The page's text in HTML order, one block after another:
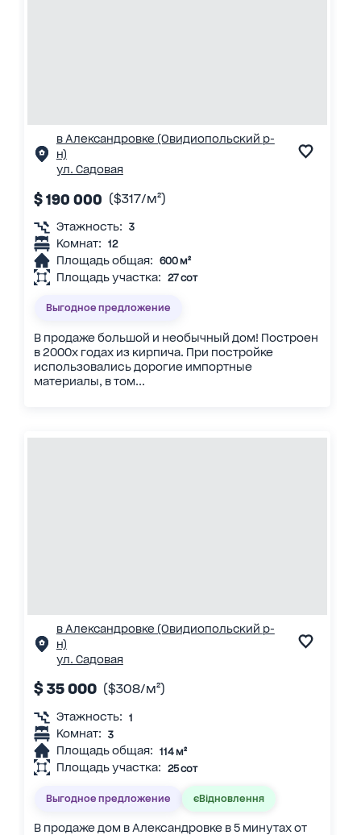
в Александровке (Овидиопольский р-
н)
ул. Садовая
$ 190 000 ($317/м²)
Этажность: 3
Комнат: 12
Площадь общая: 600 м²
Площадь участка: 27 сот
Выгодное предложение
В продаже большой и необычный дом! Построен
в 2000х годах из кирпича. При постройке
использовались дорогие импортные
материалы, в том...
в Александровке (Овидиопольский р-
н)
ул. Садовая
$ 35 000 ($308/м²)
Этажность: 1
Комнат: 3
Площадь общая: 114 м²
Площадь участка: 25 сот
Выгодное предложение єВідновлення
В продаже дом в Александровке в 5 минутах от